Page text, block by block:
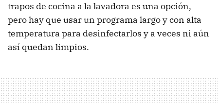
trapos de cocina a la lavadora es una opción,
pero hay que usar un programa largo y con alta
temperatura para desinfectarlos y a veces ni aún
así quedan limpios.